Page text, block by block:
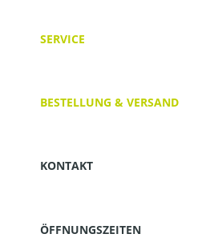
SERVICE
BESTELLUNG & VERSAND
KONTAKT
ÖFFNUNGSZEITEN